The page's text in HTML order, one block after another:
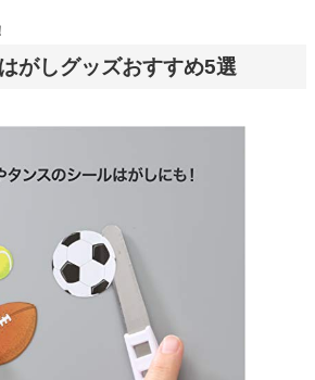
がしグッズおすすめ5選